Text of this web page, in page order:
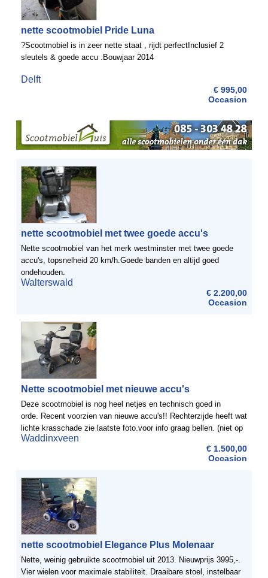
nette scootmobiel Pride Luna
?Scootmobiel is in zeer nette staat , rijdt perfectInclusief 2
sleutels & goede accu .Bouwjaar 2014
Delft
€ 995,00
Occasion
nette scootmobiel met twee goede accu's
Nette scootmobiel van het merk westminster met twee goede
accu's, topsnelheid 20 km/h.Goede banden en altijd goed
ondehouden.
Walterswald
€ 2.200,00
Occasion
Nette scootmobiel met nieuwe accu's
Deze scootmobiel is nog heel netjes en technisch goed in
orde. Recent voorzien van nieuwe accu's!! Rechterzijde heeft wat
lichte krasschade zie laatste foto.voor info graag bellen. (niet op
zondag!) Beschrijving Drive ...
Waddinxveen
€ 1.500,00
Occasion
nette scootmobiel Elegance Plus Molenaar
Nette, weinig gebruikte scootmobiel uit 2013. Nieuwprijs 3995,-.
Vier wielen voor maximale stabiliteit. Draaibare stoel, instelbaar